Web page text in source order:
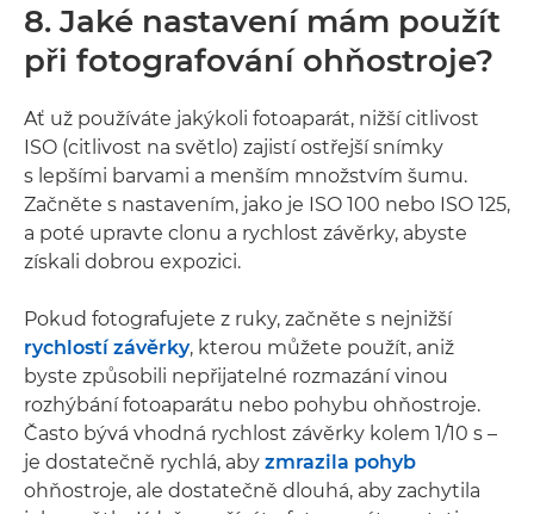
8. Jaké nastavení mám použít
při fotografování ohňostroje?
Ať už používáte jakýkoli fotoaparát, nižší citlivost
ISO (citlivost na světlo) zajistí ostřejší snímky
s lepšími barvami a menším množstvím šumu.
Začněte s nastavením, jako je ISO 100 nebo ISO 125,
a poté upravte clonu a rychlost závěrky, abyste
získali dobrou expozici.
Pokud fotografujete z ruky, začněte s nejnižší
rychlostí závěrky, kterou můžete použít, aniž
byste způsobili nepřijatelné rozmazání vinou
rozhýbání fotoaparátu nebo pohybu ohňostroje.
Často bývá vhodná rychlost závěrky kolem 1/10 s –
je dostatečně rychlá, aby zmrazila pohyb
ohňostroje, ale dostatečně dlouhá, aby zachytila